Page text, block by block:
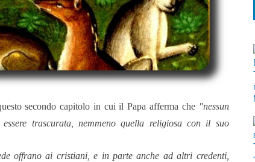
secondo capitolo in cui il Papa afferma che "nessun
trascurata, nemmeno quella religiosa con il suo
offrano ai cristiani, e in parte anche ad altri credenti,